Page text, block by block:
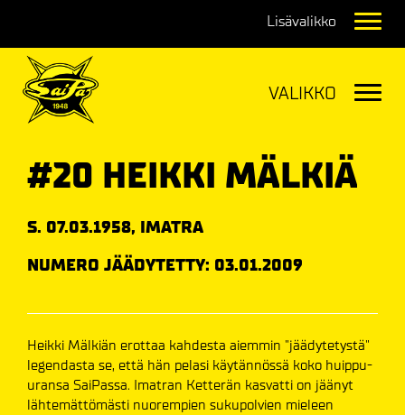
#20 HEIKKI MÄLKIÄ
S. 07.03.1958, IMATRA
NUMERO JÄÄDYTETTY: 03.01.2009
Heikki Mälkiän erottaa kahdesta aiemmin "jäädytetystä"
legendasta se, että hän pelasi käytännössä koko huippu-
uransa SaiPassa. Imatran Ketterän kasvatti on jäänyt
lähtemättömästi nuorempien sukupolvien mieleen